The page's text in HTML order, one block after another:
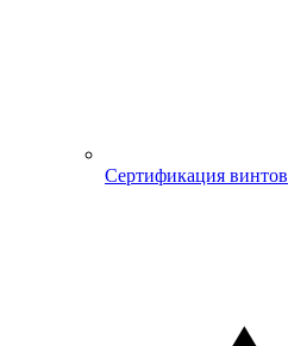
Сертификация винтов